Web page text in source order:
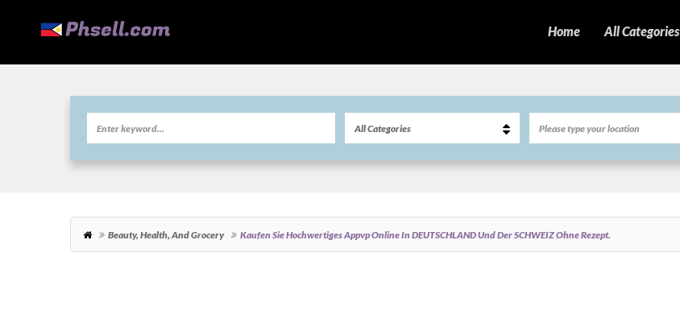
Home All Categories
Beauty, Health, And Grocery Kaufen Sie Hochwertiges Appvp Online In DEUTSCHLAND Und Der SCHWEIZ Ohne Rezept.